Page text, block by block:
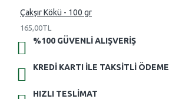
Çakşır Kökü - 100 gr
165,00TL
%100 GÜVENLI ALIŞVERIŞ
KREDI KARTI ILE TAKSITLI ÖDEME
HIZLI TESLIMAT